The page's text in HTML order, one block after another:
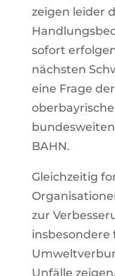
zeigen leider
sofort
nächsten
eine Frage
BAHN.
Gleichzeitig
zur
insbesondere
Unfälle